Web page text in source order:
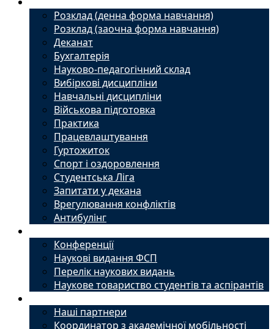
Розклад (денна форма навчання)
Розклад (заочна форма навчання)
Деканат
Бухгалтерія
Науково-педагогічний склад
Вибіркові дисципліни
Навчальні дисципліни
Військова підготовка
Практика
Працевлаштування
Гуртожиток
Спорт і оздоровлення
Студентська Ліга
Запитати у декана
Врегулювання конфліктів
Антибулінг
Конференції
Наукові видання ФСП
Перелік наукових видань
Наукове товариство студентів та аспірантів
Наші партнери
Координатор з академічної мобільності